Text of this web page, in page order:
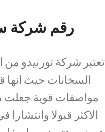
رقم شركة
تعتبر شركة تورنيدو
السخانات حيث انها
مواصفات قوية جعلت
الاكثر قبولا